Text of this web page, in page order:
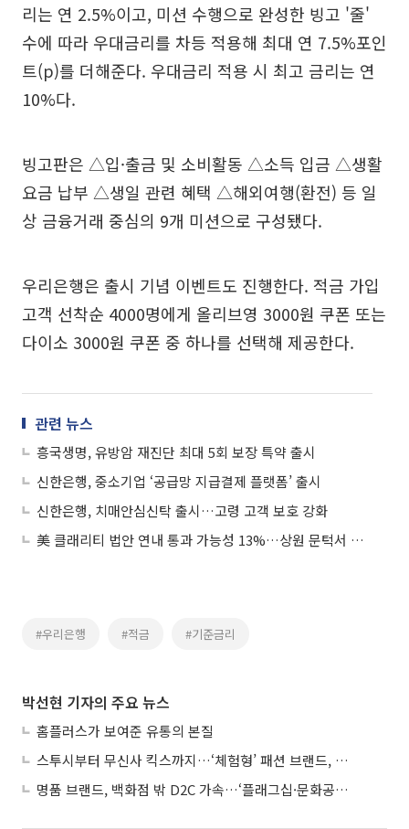
리는 연 2.5%이고, 미션 수행으로 완성한 빙고 '줄'
수에 따라 우대금리를 차등 적용해 최대 연 7.5%포인
트(p)를 더해준다. 우대금리 적용 시 최고 금리는 연
10%다.
빙고판은 △입·출금 및 소비활동 △소득 입금 △생활
요금 납부 △생일 관련 혜택 △해외여행(환전) 등 일
상 금융거래 중심의 9개 미션으로 구성됐다.
우리은행은 출시 기념 이벤트도 진행한다. 적금 가입
고객 선착순 4000명에게 올리브영 3000원 쿠폰 또는
다이소 3000원 쿠폰 중 하나를 선택해 제공한다.
관련 뉴스
흥국생명, 유방암 재진단 최대 5회 보장 특약 출시
신한은행, 중소기업 ‘공급망 지급결제 플랫폼’ 출시
신한은행, 치매안심신탁 출시…고령 고객 보호 강화
美 클래리티 법안 연내 통과 가능성 13%…상원 문턱서 제동
#우리은행 #적금 #기준금리
박선현 기자의 주요 뉴스
홈플러스가 보여준 유통의 본질
스투시부터 무신사 킥스까지…‘체험형’ 패션 브랜드, 잇단 제주행
명품 브랜드, 백화점 밖 D2C 가속…‘플래그십·문화공간’ 전략 눈길